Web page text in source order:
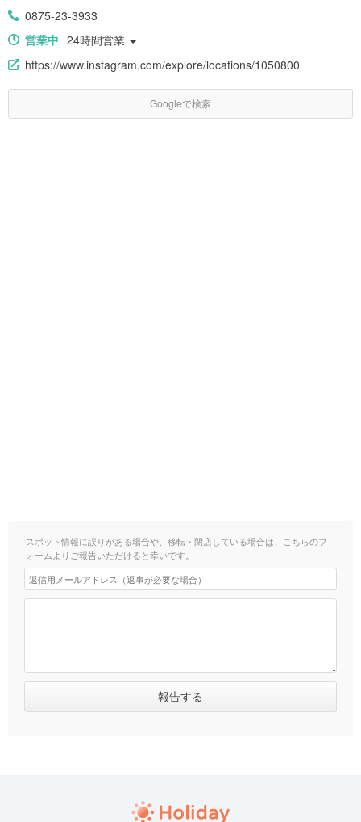
0875-23-3933
営業中 24時間営業
https://www.instagram.com/explore/locations/1050800
Googleで検索
スポット情報に誤りがある場合や、移転・閉店している場合は、こちらのフ
ォームよりご報告いただけると幸いです。